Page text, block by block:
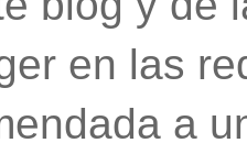
en las
a